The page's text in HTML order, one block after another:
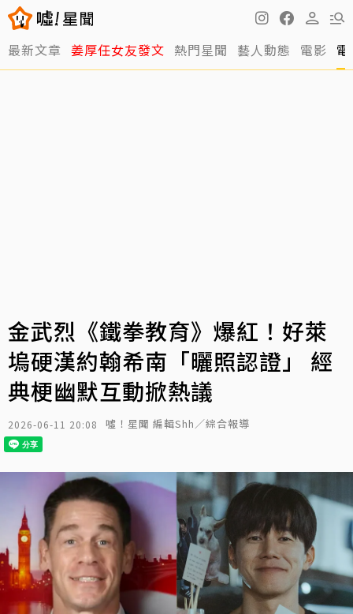
最新文章 姜厚任女友發文 熱門星聞 藝人動態 電影
金武烈《鐵拳教育》爆紅！好萊
塢硬漢約翰希南「曬照認證」 經
典梗幽默互動掀熱議
2026-06-11 20:08 噓！星聞 編輯Shh／綜合報導